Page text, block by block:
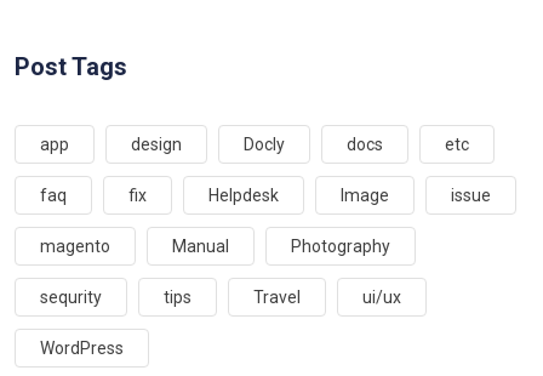
Post Tags
app design Docly docs etc
faq fix Helpdesk Image issue
magento Manual Photography
sequrity tips Travel ui/ux
WordPress